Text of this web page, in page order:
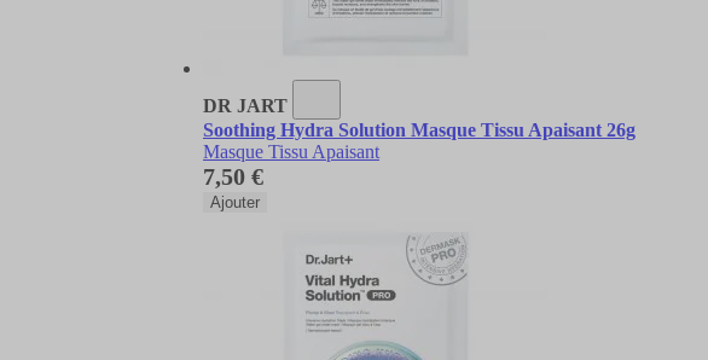
DR JART
Soothing Hydra Solution Masque Tissu Apaisant 26g
Masque Tissu Apaisant
7,50 €
Ajouter